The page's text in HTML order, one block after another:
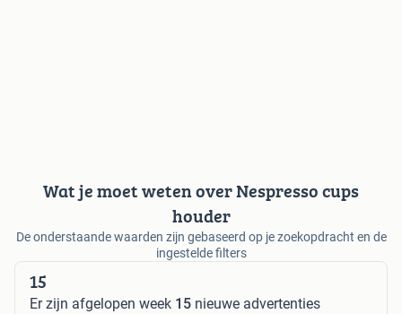
Wat je moet weten over Nespresso cups
houder
De onderstaande waarden zijn gebaseerd op je zoekopdracht en de
ingestelde filters
15
Er zijn afgelopen week 15 nieuwe advertenties